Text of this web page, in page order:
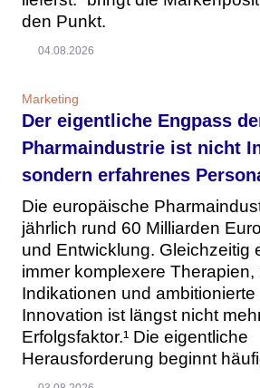
den Punkt.
04.08.2026
Marketing
Der eigentliche Engpass
Pharmaindustrie ist nicht
sondern erfahrenes
Die europäische
jährlich rund 60 Milliarden
und Entwicklung. Gleichzeitig
immer komplexere Therapien,
Indikationen und
Innovation ist längst nicht
Erfolgsfaktor.¹ Die eigentliche
Herausforderung beginnt